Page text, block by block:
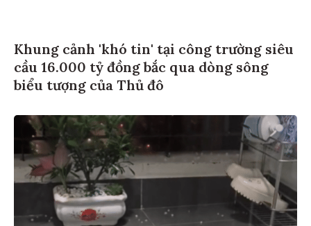
Khung cảnh 'khó tin' tại công trường siêu
cầu 16.000 tỷ đồng bắc qua dòng sông
biểu tượng của Thủ đô